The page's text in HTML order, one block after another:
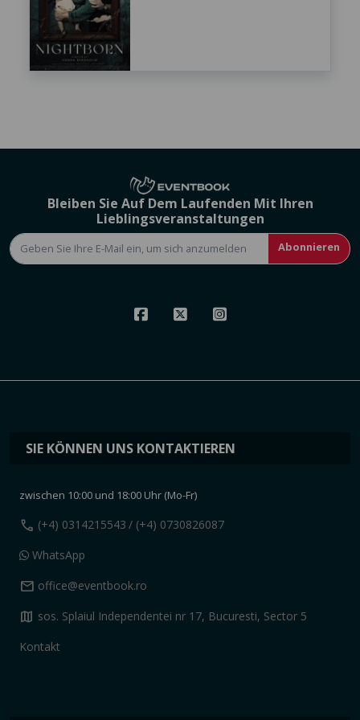
Bleiben Sie Auf Dem Laufenden Mit Ihren
Lieblingsveranstaltungen
Abonnieren
SIE KÖNNEN UNS KONTAKTIEREN
zwischen 10:00 und 18:00 Uhr (Mo-Fr)
call (+4) 0314215543 / (+4) 0730826087
WhatsApp
mail office@eventbook.ro
map sos. Splaiul Independentei nr 17, Bucuresti, Sector 5
Kontakt